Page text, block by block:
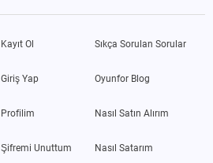
Kayıt Ol
Giriş Yap
Profilim
Şifremi Unuttum
Sıkça Sorulan Sorular
Oyunfor Blog
Nasıl Satın Alırım
Nasıl Satarım